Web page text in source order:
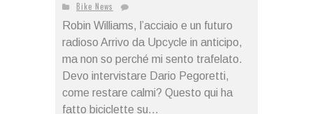
Bike News
Robin Williams, l’acciaio e un futuro
radioso Arrivo da Upcycle in anticipo,
ma non so perché mi sento trafelato.
Devo intervistare Dario Pegoretti,
come restare calmi? Questo qui ha
fatto biciclette su...